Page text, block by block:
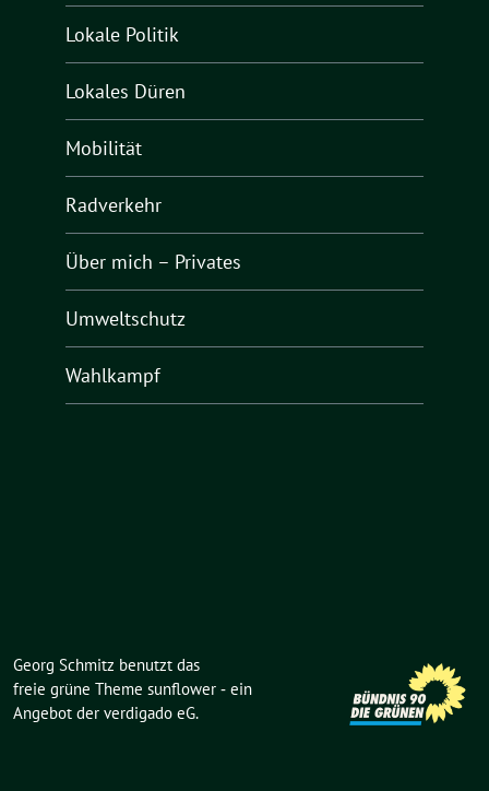
Lokale Politik
Lokales Düren
Mobilität
Radverkehr
Über mich – Privates
Umweltschutz
Wahlkampf
Georg Schmitz benutzt das
freie grüne Theme sunflower ‐ ein
Angebot der verdigado eG.